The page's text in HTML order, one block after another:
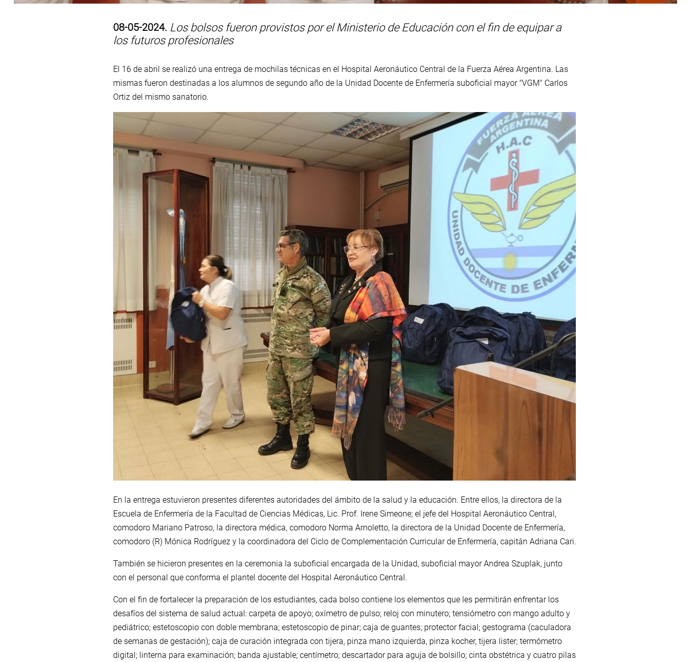
08-05-2024. Los bolsos fueron provistos por el Ministerio de Educación con el fin de equipar a
los futuros profesionales
El 16 de abril se realizó una entrega de mochilas técnicas en el Hospital Aeronáutico Central de la Fuerza Aérea Argentina. Las
mismas fueron destinadas a los alumnos de segundo año de la Unidad Docente de Enfermería suboficial mayor "VGM" Carlos
Ortiz del mismo sanatorio.
En la entrega estuvieron presentes diferentes autoridades del ámbito de la salud y la educación. Entre ellos, la directora de la
Escuela de Enfermería de la Facultad de Ciencias Médicas, Lic. Prof. Irene Simeone; el jefe del Hospital Aeronáutico Central,
comodoro Mariano Patroso, la directora médica, comodoro Norma Arnoletto, la directora de la Unidad Docente de Enfermería,
comodoro (R) Mónica Rodríguez y la coordinadora del Ciclo de Complementación Curricular de Enfermería, capitán Adriana Cari.
También se hicieron presentes en la ceremonia la suboficial encargada de la Unidad, suboficial mayor Andrea Szuplak, junto
con el personal que conforma el plantel docente del Hospital Aeronáutico Central.
Con el fin de fortalecer la preparación de los estudiantes, cada bolso contiene los elementos que les permitirán enfrentar los
desafíos del sistema de salud actual: carpeta de apoyo; oxímetro de pulso; reloj con minutero; tensiómetro con mango adulto y
pediátrico; estetoscopio con doble membrana; estetoscopio de pinar; caja de guantes; protector facial; gestograma (caculadora
de semanas de gestación); caja de curación integrada con tijera, pinza mano izquierda, pinza kocher, tijera lister; termómetro
digital; linterna para examinación; banda ajustable; centímetro; descartador para aguja de bolsillo; cinta obstétrica y cuatro pilas